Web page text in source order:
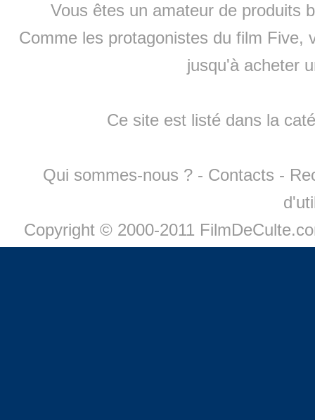
Vous êtes un amateur de produits
Comme les protagonistes du film Five,
jusqu'à acheter
Ce site est listé dans la
Qui sommes-nous ? - Contacts -
Copyright © 2000-2011